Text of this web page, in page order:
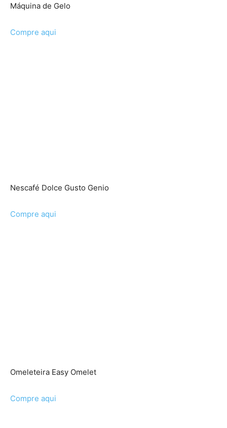
Máquina de Gelo
Compre aqui
Nescafé Dolce Gusto Genio
Compre aqui
Omeleteira Easy Omelet
Compre aqui